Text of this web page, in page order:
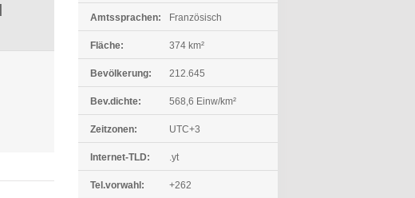
Amtssprachen: Französisch
Fläche: 374 km²
Bevölkerung: 212.645
Bev.dichte: 568,6 Einw/km²
Zeitzonen: UTC+3
Internet-TLD: .yt
Tel.vorwahl: +262